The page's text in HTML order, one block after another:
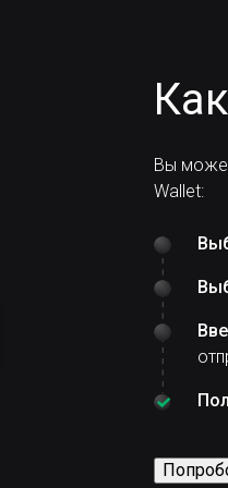
Вы
Wallet: